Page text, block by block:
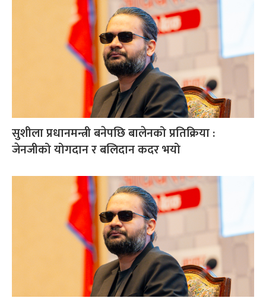
सुशीला प्रधानमन्त्री बनेपछि बालेनको प्रतिक्रिया :
जेनजीको योगदान र बलिदान कदर भयो